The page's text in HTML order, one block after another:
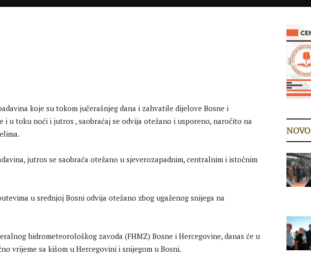
koje su tokom jučerašnjeg dana i zahvatile dijelove Bosne i
i u toku noći i jutros , saobraćaj se odvija otežano i usporeno, naročito na
jutros se saobraća otežano u sjeverozapadnim, centralnim i istočnim
u srednjoj Bosni odvija otežano zbog ugaženog snijega na
hidrometeorološkog zavoda (FHMZ) Bosne i Hercegovine, danas će u
vrijeme sa kišom u Hercegovini i snijegom u Bosni.
NOVO